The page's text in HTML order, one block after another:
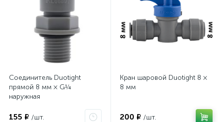
Соединитель Duotight
прямой 8 мм × G¼
наружная
155 ₽ /шт.
Кран шаровой Duotight 8 ×
8 мм
200 ₽ /шт.